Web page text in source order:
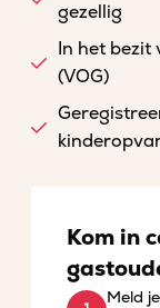
gezellig
In het bezit
(VOG)
Kom in
Meld